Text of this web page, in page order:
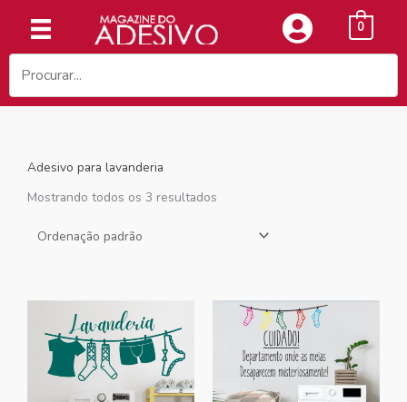
conteúdo
0
Adesivo para lavanderia
Mostrando todos os 3 resultados